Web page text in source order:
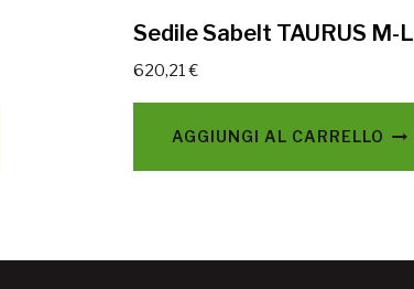
Sedile Sabelt TAURUS M-L
620,21€
AGGIUNGI AL CARRELLO